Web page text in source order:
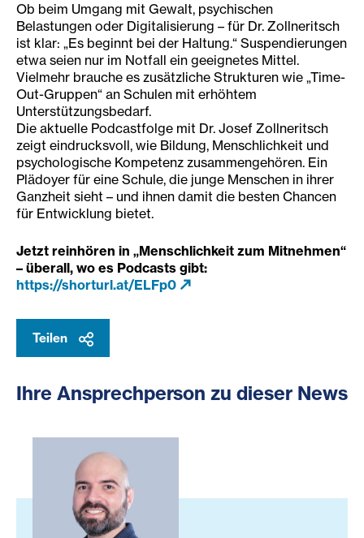
Ob beim Umgang mit Gewalt, psychischen
Belastungen oder Digitalisierung – für Dr. Zollneritsch
ist klar: „Es beginnt bei der Haltung.“ Suspendierungen
etwa seien nur im Notfall ein geeignetes Mittel.
Vielmehr brauche es zusätzliche Strukturen wie „Time-
Out-Gruppen“ an Schulen mit erhöhtem
Unterstützungsbedarf.
Die aktuelle Podcastfolge mit Dr. Josef Zollneritsch
zeigt eindrucksvoll, wie Bildung, Menschlichkeit und
psychologische Kompetenz zusammengehören. Ein
Plädoyer für eine Schule, die junge Menschen in ihrer
Ganzheit sieht – und ihnen damit die besten Chancen
für Entwicklung bietet.
Jetzt reinhören in „Menschlichkeit zum Mitnehmen“
– überall, wo es Podcasts gibt:
https://shorturl.at/ELFp0
Teilen
Ihre Ansprechperson zu dieser News